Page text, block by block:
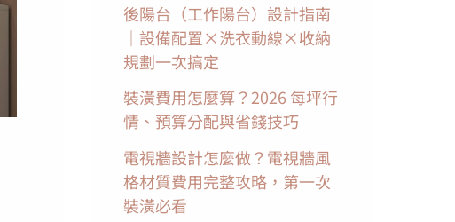
後陽台（工作陽台）設計指南
｜設備配置×洗衣動線×收納
規劃一次搞定
裝潢費用怎麼算？2026 每坪行
情、預算分配與省錢技巧
電視牆設計怎麼做？電視牆風
格材質費用完整攻略，第一次
裝潢必看